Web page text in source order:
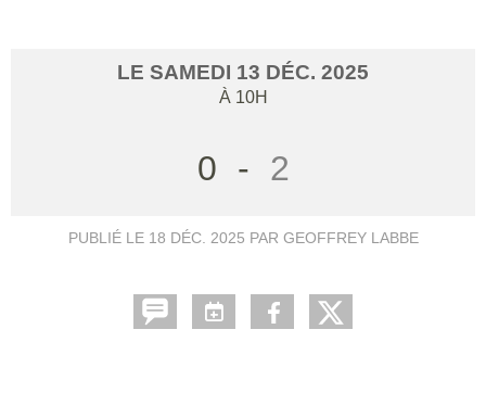
LE SAMEDI 13 DÉC. 2025
À 10H
0 - 2
PUBLIÉ LE 18 DÉC. 2025 PAR GEOFFREY LABBE